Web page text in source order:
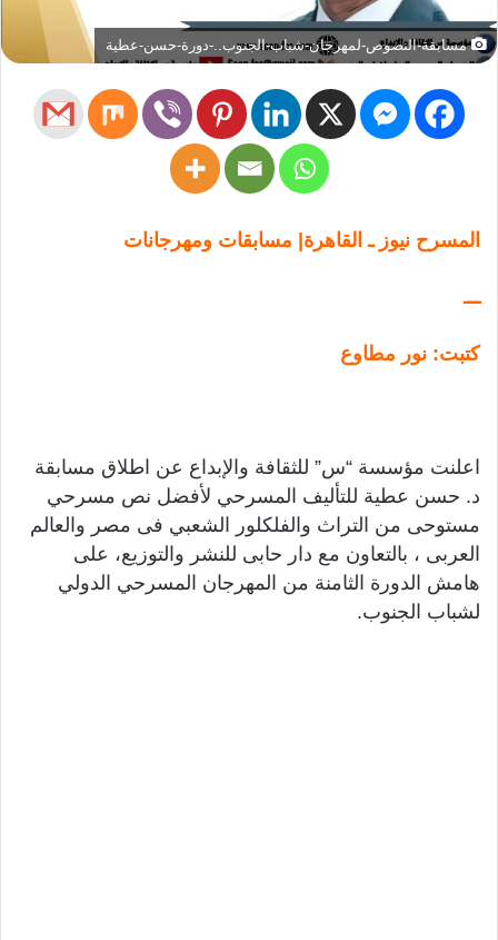
مسابقة-النصوص-لمهرجان-شباب-الجنوب..-دورة-حسن-عطية
المسرح نيوز ـ القاهرة| مسابقات ومهرجانات
ـــ
كتبت: نور مطاوع
اعلنت مؤسسة “س” للثقافة والإبداع عن اطلاق مسابقة
د. حسن عطية للتأليف المسرحي لأفضل نص مسرحي
مستوحى من التراث والفلكلور الشعبي فى مصر والعالم
العربى ، بالتعاون مع دار حابى للنشر والتوزيع، على
هامش الدورة الثامنة من المهرجان المسرحي الدولي
لشباب الجنوب.